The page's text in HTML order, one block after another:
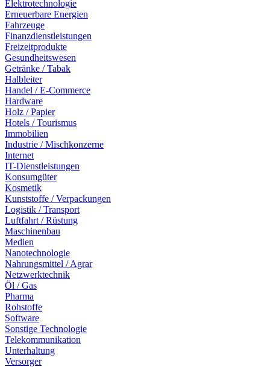
Elektrotechnologie
Erneuerbare Energien
Fahrzeuge
Finanzdienstleistungen
Freizeitprodukte
Gesundheitswesen
Getränke / Tabak
Halbleiter
Handel / E-Commerce
Hardware
Holz / Papier
Hotels / Tourismus
Immobilien
Industrie / Mischkonzerne
Internet
IT-Dienstleistungen
Konsumgüter
Kosmetik
Kunststoffe / Verpackungen
Logistik / Transport
Luftfahrt / Rüstung
Maschinenbau
Medien
Nanotechnologie
Nahrungsmittel / Agrar
Netzwerktechnik
Öl / Gas
Pharma
Rohstoffe
Software
Sonstige Technologie
Telekommunikation
Unterhaltung
Versorger